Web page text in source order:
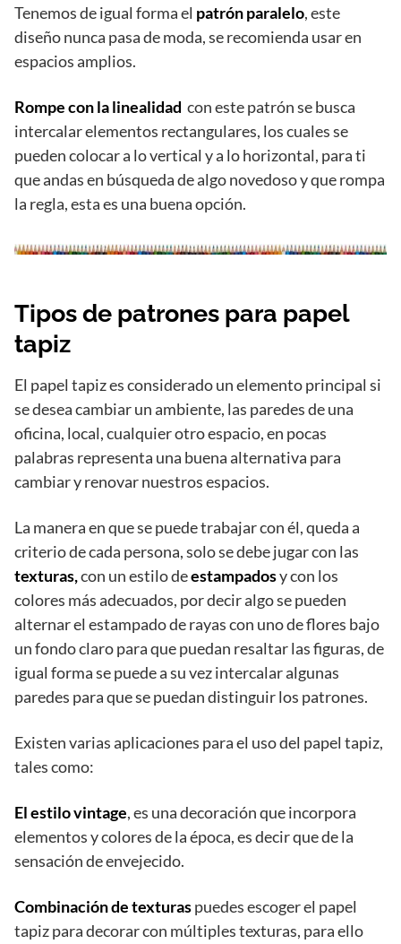
Tenemos de igual forma el patrón paralelo, este
diseño nunca pasa de moda, se recomienda usar en
espacios amplios.
Rompe con la linealidad con este patrón se busca
intercalar elementos rectangulares, los cuales se
pueden colocar a lo vertical y a lo horizontal, para ti
que andas en búsqueda de algo novedoso y que rompa
la regla, esta es una buena opción.
Tipos de patrones para papel
tapiz
El papel tapiz es considerado un elemento principal si
se desea cambiar un ambiente, las paredes de una
oficina, local, cualquier otro espacio, en pocas
palabras representa una buena alternativa para
cambiar y renovar nuestros espacios.
La manera en que se puede trabajar con él, queda a
criterio de cada persona, solo se debe jugar con las
texturas,con un estilo deestampadosy con los
colores más adecuados, por decir algo se pueden
alternar el estampado de rayas con uno de flores bajo
un fondo claro para que puedan resaltar las figuras, de
igual forma se puede a su vez intercalar algunas
paredes para que se puedan distinguir los patrones.
Existen varias aplicaciones para el uso del papel tapiz,
tales como:
El estilo vintage, es una decoración que incorpora
elementos y colores de la época, es decir que de la
sensación de envejecido.
Combinación de texturaspuedes escoger el papel
tapiz para decorar con múltiples texturas, para ello